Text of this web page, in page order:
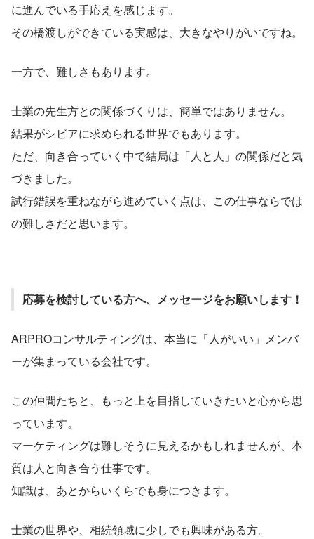
に進んでいる手応えを感じます。
その橋渡しができている実感は、大きなやりがいですね。
一方で、難しさもあります。
士業の先生方との関係づくりは、簡単ではありません。
結果がシビアに求められる世界でもあります。
ただ、向き合っていく中で結局は「人と人」の関係だと気
づきました。
試行錯誤を重ねながら進めていく点は、この仕事ならでは
の難しさだと思います。
応募を検討している方へ、メッセージをお願いします！
ARPROコンサルティングは、本当に「人がいい」メンバ
ーが集まっている会社です。
この仲間たちと、もっと上を目指していきたいと心から思
っています。
マーケティングは難しそうに見えるかもしれませんが、本
質は人と向き合う仕事です。
知識は、あとからいくらでも身につきます。
士業の世界や、相続領域に少しでも興味がある方。